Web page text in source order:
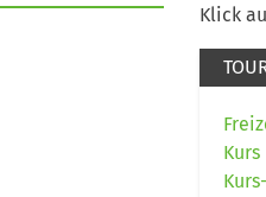
Klick
Kurs